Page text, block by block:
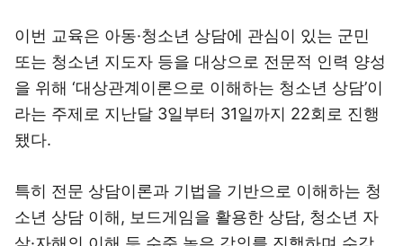
이번 교육은 아동·청소년 상담에 관심이 있는 군민
또는 청소년 지도자 등을 대상으로 전문적 인력 양성
을 위해 ‘대상관계이론으로 이해하는 청소년 상담’이
라는 주제로 지난달 3일부터 31일까지 22회로 진행
됐다.
특히 전문 상담이론과 기법을 기반으로 이해하는 청
소년 상담 이해, 보드게임을 활용한 상담, 청소년 자